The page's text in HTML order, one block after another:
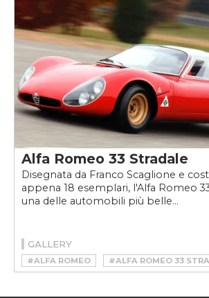
Alfa Romeo 33 Stradale
Disegnata da Franco Scaglione e
appena 18 esemplari, l'Alfa Romeo
una delle automobili più belle...
GALLERY
#ALFA ROMEO
#ALFA ROMEO 33
#ALFA ROMEO 33 STRADALE STORIA